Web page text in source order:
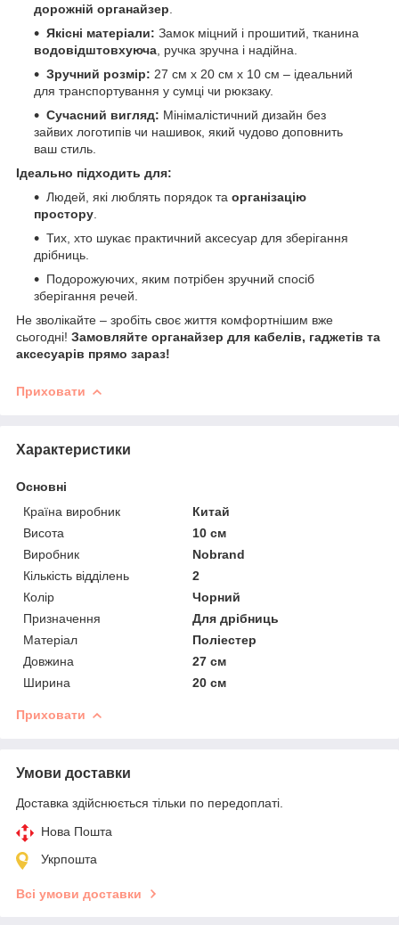
дорожній органайзер
Якісні матеріали: Замок міцний і прошитий, тканина
водовідштовхуюча , ручка зручна і надійна.
Зручний розмір: 27 см х 20 см х 10 см – ідеальний
для транспортування у сумці чи рюкзаку.
Сучасний вигляд: Мінімалістичний дизайн без
зайвих логотипів чи нашивок, який чудово доповнить
ваш стиль.
Ідеально підходить для:
Людей, які люблять порядок та організацію
простору
Тих, хто шукає практичний аксесуар для зберігання
дрібниць.
Подорожуючих, яким потрібен зручний спосіб
зберігання речей.
Не зволікайте – зробіть своє життя комфортнішим вже
сьогодні! Замовляйте органайзер для кабелів, гаджетів та
аксесуарів прямо зараз!
Приховати
Характеристики
Основні
Країна виробник
Китай
Висота
10 см
Виробник
Nobrand
Кількість відділень
2
Колір
Чорний
Призначення
Для дрібниць
Матеріал
Поліестер
Довжина
27 см
Ширина
20 см
Приховати
Умови доставки
Доставка здійснюється тільки по передоплаті.
Нова Пошта
Укрпошта
Всі умови доставки